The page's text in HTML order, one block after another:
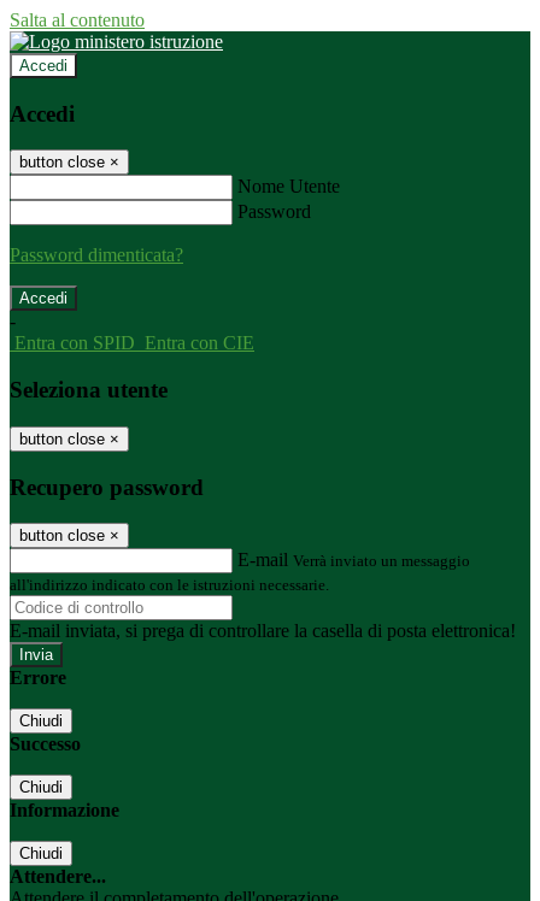
Salta al contenuto
Accedi
Accedi
button close ×
Nome Utente
Password
Password dimenticata?
-
Entra con SPID Entra con CIE
Seleziona utente
button close ×
Recupero password
button close ×
E-mail Verrà inviato un messaggio
all'indirizzo indicato con le istruzioni necessarie.
E-mail inviata, si prega di controllare la casella di posta elettronica!
Errore
Chiudi
Successo
Chiudi
Informazione
Chiudi
Attendere...